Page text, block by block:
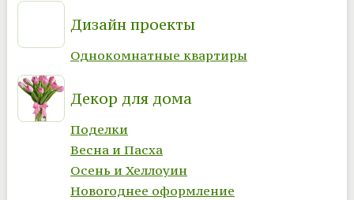
Дизайн проекты
Однокомнатные квартиры
Декор для дома
Поделки
Весна и Пасха
Осень и Хеллоуин
Новогоднее оформление